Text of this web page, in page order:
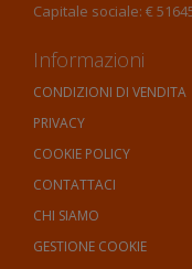
Capitale sociale: €
Informazioni
CONDIZIONI DI VENDITA
PRIVACY
COOKIE POLICY
CONTATTACI
CHI SIAMO
GESTIONE COOKIE